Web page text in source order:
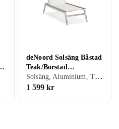
deNoord Solsäng Båstad
Teak/Borstad
aluminium
Solsäng, Aluminium, Trä, Vit, Grå, Teak, Beige, Trä/natur
1 599 kr